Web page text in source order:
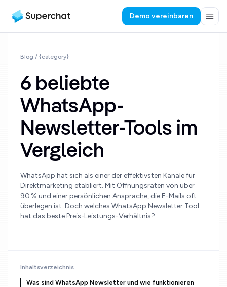
Demo vereinbaren
Blog / {category}
6 beliebte
WhatsApp-
Newsletter-Tools im
Vergleich
WhatsApp hat sich als einer der effektivsten Kanäle für
Direktmarketing etabliert. Mit Öffnungsraten von über
90 % und einer persönlichen Ansprache, die E-Mails oft
überlegen ist. Doch welches WhatsApp Newsletter Tool
hat das beste Preis-Leistungs-Verhältnis?
Inhaltsverzeichnis
Was sind WhatsApp Newsletter und wie funktionieren